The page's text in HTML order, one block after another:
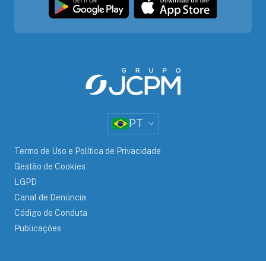
PT
Termo de Uso e Política de Privacidade
Gestão de Cookies
LGPD
Canal de Denúncia
Código de Conduta
Publicações